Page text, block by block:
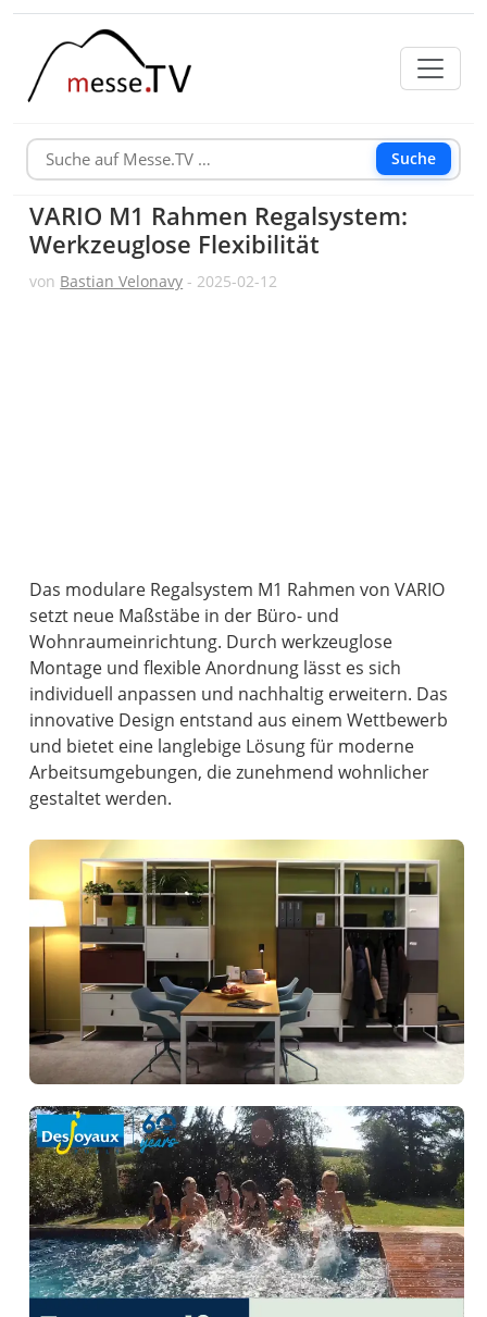
Suche
VARIO M1 Rahmen Regalsystem:
Werkzeuglose Flexibilität
von Bastian Velonavy - 2025-02-12
Das modulare Regalsystem M1 Rahmen von VARIO
setzt neue Maßstäbe in der Büro- und
Wohnraumeinrichtung. Durch werkzeuglose
Montage und flexible Anordnung lässt es sich
individuell anpassen und nachhaltig erweitern. Das
innovative Design entstand aus einem Wettbewerb
und bietet eine langlebige Lösung für moderne
Arbeitsumgebungen, die zunehmend wohnlicher
gestaltet werden.